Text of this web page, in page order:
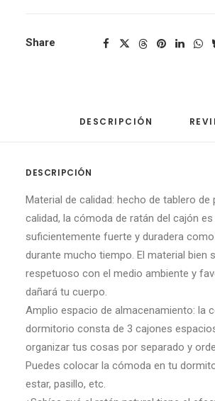
Share
DESCRIPCIÓN
DESCRIPCIÓN
Material de calidad: hecho de tablero de
calidad, la cómoda de ratán del cajón es
suficientemente fuerte y duradera
durante mucho tiempo. El material bien
respetuoso con el medio ambiente y
dañará tu cuerpo.
Amplio espacio de almacenamiento: la
dormitorio consta de 3 cajones
organizar tus cosas por separado y
Puedes colocar la cómoda en tu
estar, pasillo, etc.